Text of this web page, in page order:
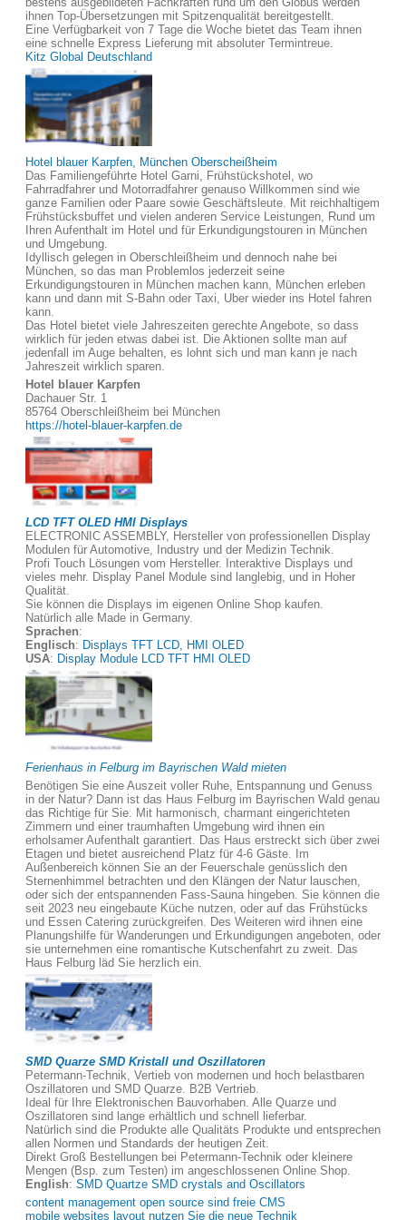
ihnen Top-Übersetzungen mit Spitzenqualität bereitgestellt.
Eine Verfügbarkeit von 7 Tage die Woche bietet das Team ihnen
eine schnelle Express Lieferung mit absoluter Termintreue.
Kitz Global Deutschland
Hotel blauer Karpfen, München Oberscheißheim
Das Familiengeführte Hotel Garni, Frühstückshotel, wo
Fahrradfahrer und Motorradfahrer genauso Willkommen sind wie
ganze Familien oder Paare sowie Geschäftsleute. Mit reichhaltigem
Frühstücksbuffet und vielen anderen Service Leistungen, Rund um
Ihren Aufenthalt im Hotel und für Erkundigungstouren in München
und Umgebung.
Idyllisch gelegen in Oberschleißheim und dennoch nahe bei
München, so das man Problemlos jederzeit seine
Erkundigungstouren in München machen kann, München erleben
kann und dann mit S-Bahn oder Taxi, Uber wieder ins Hotel fahren
kann.
Das Hotel bietet viele Jahreszeiten gerechte Angebote, so dass
wirklich für jeden etwas dabei ist. Die Aktionen sollte man auf
jedenfall im Auge behalten, es lohnt sich und man kann je nach
Jahreszeit wirklich sparen.
Hotel blauer Karpfen
Dachauer Str. 1
85764 Oberschleißheim bei München
https://hotel-blauer-karpfen.de
LCD TFT OLED HMI Displays
ELECTRONIC ASSEMBLY, Hersteller von professionellen Display
Modulen für Automotive, Industry und der Medizin Technik.
Profi Touch Lösungen vom Hersteller. Interaktive Displays und
vieles mehr. Display Panel Module sind langlebig, und in Hoher
Qualität.
Sie können die Displays im eigenen Online Shop kaufen.
Natürlich alle Made in Germany.
Sprachen:
Englisch: Displays TFT LCD, HMI OLED
USA: Display Module LCD TFT HMI OLED
Ferienhaus in Felburg im Bayrischen Wald mieten
Benötigen Sie eine Auszeit voller Ruhe, Entspannung und Genuss
in der Natur? Dann ist das Haus Felburg im Bayrischen Wald genau
das Richtige für Sie. Mit harmonisch, charmant eingerichteten
Zimmern und einer traumhaften Umgebung wird ihnen ein
erholsamer Aufenthalt garantiert. Das Haus erstreckt sich über zwei
Etagen und bietet ausreichend Platz für 4-6 Gäste. Im
Außenbereich können Sie an der Feuerschale genüsslich den
Sternenhimmel betrachten und den Klängen der Natur lauschen,
oder sich der entspannenden Fass-Sauna hingeben. Sie können die
seit 2023 neu eingebaute Küche nutzen, oder auf das Frühstücks
und Essen Catering zurückgreifen. Des Weiteren wird ihnen eine
Planungshilfe für Wanderungen und Erkundigungen angeboten, oder
sie unternehmen eine romantische Kutschenfahrt zu zweit. Das
Haus Felburg läd Sie herzlich ein.
SMD Quarze SMD Kristall und Oszillatoren
Petermann-Technik, Vertieb von modernen und hoch belastbaren
Oszillatoren und SMD Quarze. B2B Vertrieb.
Ideal für Ihre Elektronischen Bauvorhaben. Alle Quarze und
Oszillatoren sind lange erhältlich und schnell lieferbar.
Natürlich sind die Produkte alle Qualitäts Produkte und entsprechen
allen Normen und Standards der heutigen Zeit.
Direkt Groß Bestellungen bei Petermann-Technik oder kleinere
Mengen (Bsp. zum Testen) im angeschlossenen Online Shop.
English: SMD Quartze SMD crystals and Oscillators
content management open source sind freie CMS
mobile websites layout nutzen Sie die neue Technik